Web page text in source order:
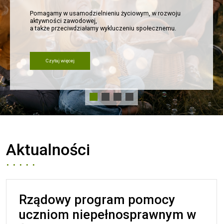
Pomagamy w usamodzielnieniu życiowym, w rozwoju
aktywności zawodowej,
a także przeciwdziałamy wykluczeniu społecznemu.
Czytaj więcej
Aktualności
Rządowy program pomocy
uczniom niepełnosprawnym w